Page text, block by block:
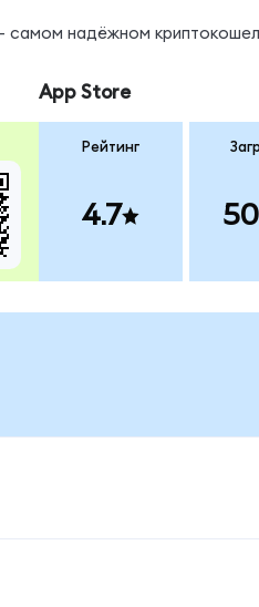
самом надёжном
App Store
Рейтинг
4.7